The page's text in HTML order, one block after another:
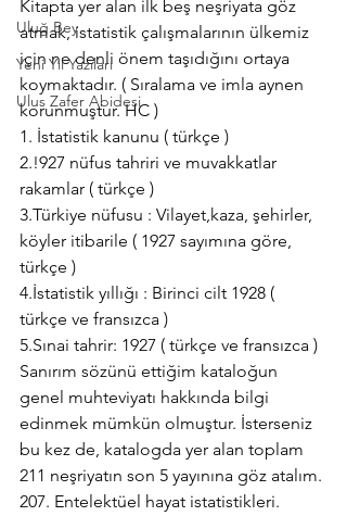
Uluğ Bey
Yeni Yıl Yazıları
Ulus Zafer Abidesi
Kitapta yer alan ilk beş neşriyata göz
atmak, istatistik çalışmalarının ülkemiz
için ne denli önem taşıdığını ortaya
koymaktadır. ( Sıralama ve imla aynen
korunmuştur. HC )
1. İstatistik kanunu ( türkçe )
2.!927 nüfus tahriri ve muvakkatlar
rakamlar ( türkçe )
3.Türkiye nüfusu : Vilayet,kaza, şehirler,
köyler itibarile ( 1927 sayımına göre,
türkçe )
4.İstatistik yıllığı : Birinci cilt 1928 (
türkçe ve fransızca )
5.Sınai tahrir: 1927 ( türkçe ve fransızca )
Sanırım sözünü ettiğim kataloğun
genel muhteviyatı hakkında bilgi
edinmek mümkün olmuştur. İsterseniz
bu kez de, katalogda yer alan toplam
211 neşriyatın son 5 yayınına göz atalım.
207. Entelektüel hayat istatistikleri.